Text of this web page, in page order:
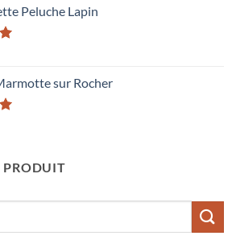
Peluche Lapin
sur Rocher
PRODUIT